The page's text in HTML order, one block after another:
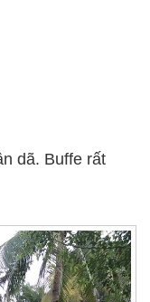
dã. Buffe rất